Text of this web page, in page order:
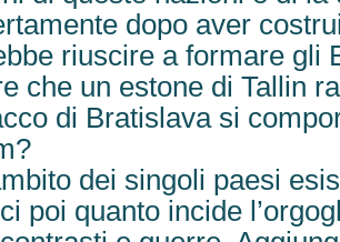
dopo aver
riuscire a formare gli
che un estone di Tallin
di Bratislava si
dei singoli paesi
poi quanto incide